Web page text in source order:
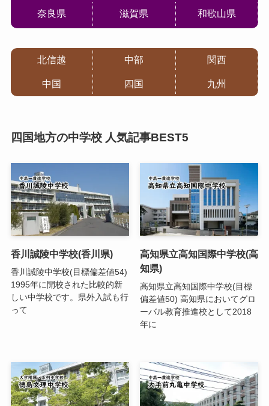
奈良県 滋賀県 和歌山県
北信越 中部 関西
中国 四国 九州
四国地方の中学校 人気記事BEST5
香川誠陵中学校(香川県)
香川誠陵中学校(目標偏差値54)
1995年に開校された比較的新
しい中学校です。県外入試も行
って
高知県立高知国際中学校(高
知県)
高知県立高知国際中学校(目標
偏差値50) 高知県においてグロ
ーバル教育推進校として2018
年に